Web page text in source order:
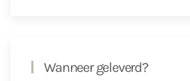
Wanneer geleverd?